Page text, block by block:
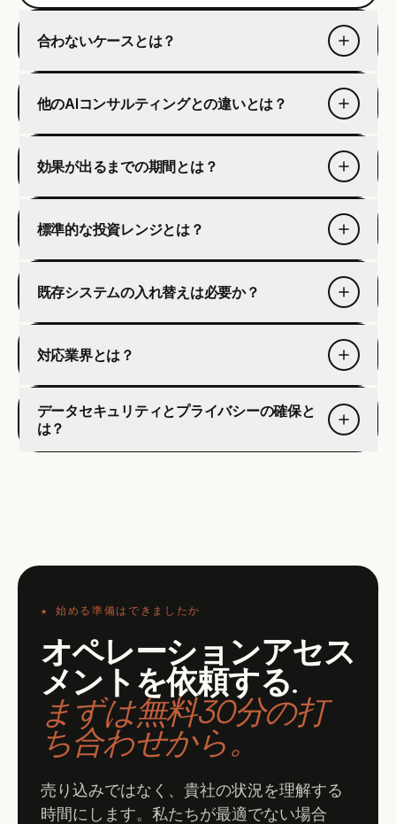
合わないケースとは？
他のAIコンサルティングとの違いとは？
効果が出るまでの期間とは？
標準的な投資レンジとは？
既存システムの入れ替えは必要か？
対応業界とは？
データセキュリティとプライバシーの確保と
は？
★ 始める準備はできましたか
オペレーションアセス
メントを依頼する.
まずは無料30分の打
ち合わせから。
売り込みではなく、貴社の状況を理解する
時間にします。私たちが最適でない場合